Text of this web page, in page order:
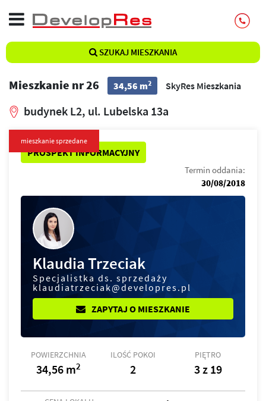
SZUKAJ MIESZKANIA
Mieszkanie nr 26 34,56 m2 SkyRes Mieszkania
budynek L2, ul. Lubelska 13a
PROSPEKT INFORMACYJNY
mieszkanie sprzedane
Termin oddania:
30/08/2018
Klaudia Trzeciak
Specjalistka ds. sprzedaży
klaudiatrzeciak@developres.pl
ZAPYTAJ O MIESZKANIE
POWIERZCHNIA
34,56 m2
ILOŚĆ POKOI
2
PIĘTRO
3 z 19